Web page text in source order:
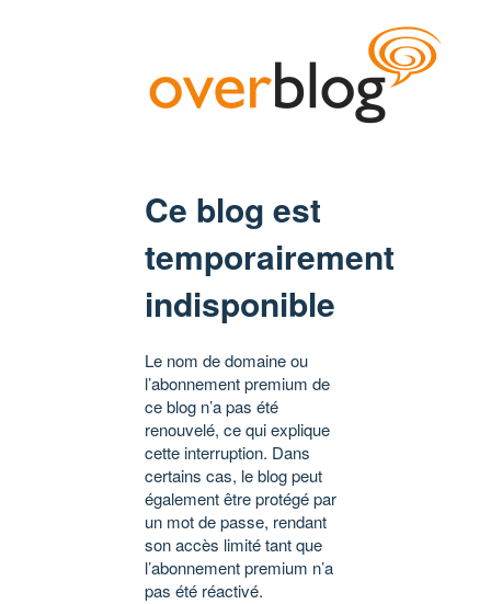
Ce blog est
temporairement
indisponible
Le nom de domaine ou
l’abonnement premium de
ce blog n’a pas été
renouvelé, ce qui explique
cette interruption. Dans
certains cas, le blog peut
également être protégé par
un mot de passe, rendant
son accès limité tant que
l’abonnement premium n’a
pas été réactivé.